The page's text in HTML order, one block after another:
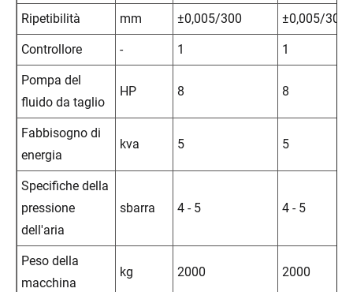
Ripetibilità mm ±0,005/300 ±0,005/300
Controllore - 1 1
Pompa del
fluido da taglio
HP 8 8
Fabbisogno di
energia
kva 5 5
Specifiche della
pressione
dell'aria
sbarra 4 - 5 4 - 5
Peso della
macchina
kg 2000 2000